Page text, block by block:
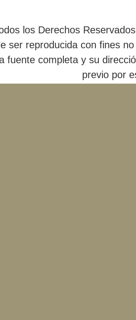
los Derechos
ser reproducida con fines
fuente completa y su
previo por